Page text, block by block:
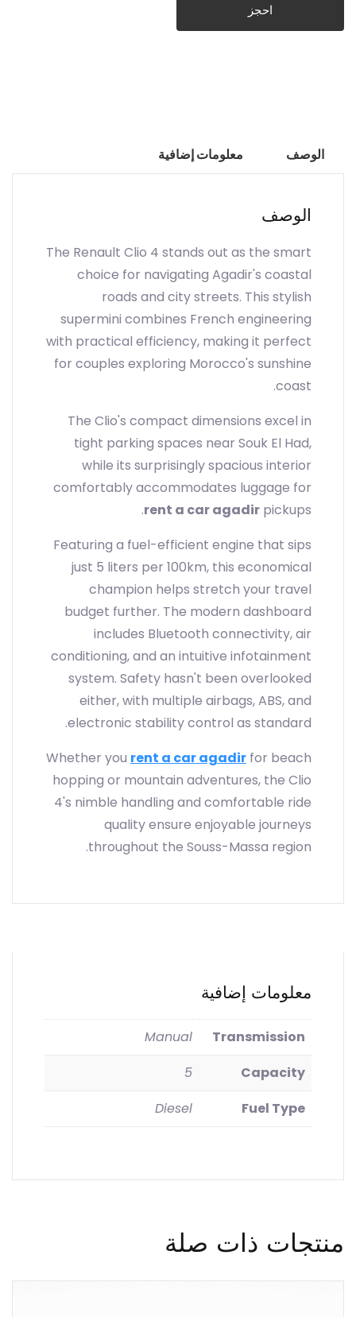
احجز
الوصف معلومات إضافية
الوصف
The Renault Clio 4 stands out as the smart
choice for navigating Agadir's coastal
roads and city streets. This stylish
supermini combines French engineering
with practical efficiency, making it perfect
for couples exploring Morocco's sunshine
coast.
The Clio's compact dimensions excel in
tight parking spaces near Souk El Had,
while its surprisingly spacious interior
comfortably accommodates luggage for
rent a car agadir pickups.
Featuring a fuel-efficient engine that sips
just 5 liters per 100km, this economical
champion helps stretch your travel
budget further. The modern dashboard
includes Bluetooth connectivity, air
conditioning, and an intuitive infotainment
system. Safety hasn't been overlooked
either, with multiple airbags, ABS, and
electronic stability control as standard.
Whether you rent a car agadir for beach
hopping or mountain adventures, the Clio
4's nimble handling and comfortable ride
quality ensure enjoyable journeys
throughout the Souss-Massa region.
معلومات إضافية
Transmission
Manual
Capacity
5
Fuel Type
Diesel
منتجات ذات صلة